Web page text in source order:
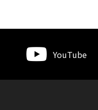
YouTube